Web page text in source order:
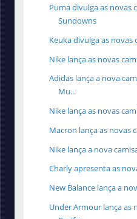
Puma divulga as novas
Sundowns
Keuka divulga as novas
Nike lança as novas
Adidas lança a nova
Mu...
Nike lança as novas
Macron lança as novas
Nike lança a nova
Charly apresenta as
New Balance lança a
Under Armour lança as